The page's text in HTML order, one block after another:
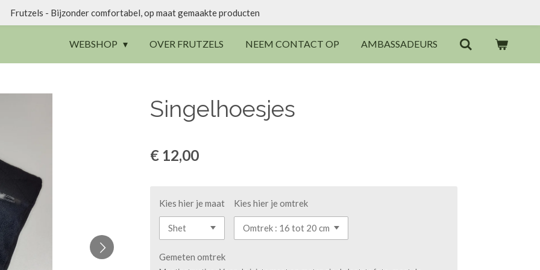
Frutzels - Bijzonder comfortabel, op maat gemaakte producten
WEBSHOP OVER FRUTZELS NEEM CONTACT OP AMBASSADEURS
Singelhoesjes
€ 12,00
Kies hier je maat Kies hier je omtrek
Gemeten omtrek